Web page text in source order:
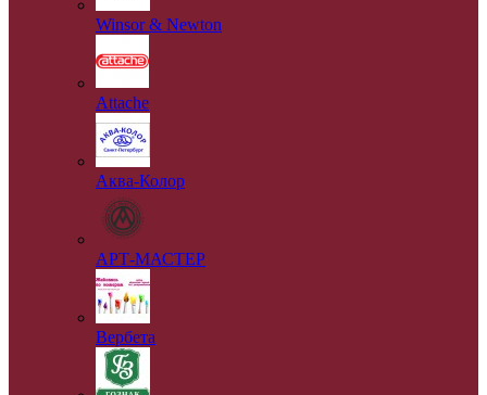
Winsor & Newton
Аttache
Аква-Колор
АРТ-МАСТЕР
Вербета